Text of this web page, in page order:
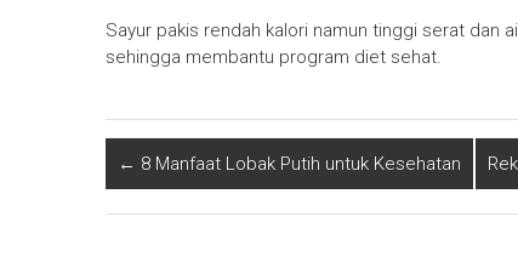
Sayur pakis rendah kalori namun tinggi serat dan
sehingga membantu program diet sehat.
← 8 Manfaat Lobak Putih untuk Kesehatan